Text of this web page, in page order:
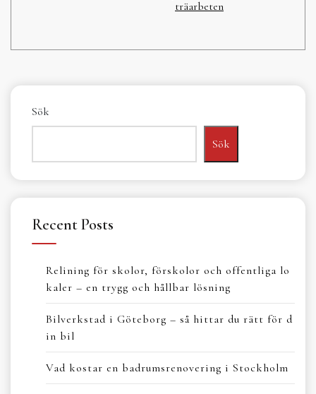
träarbeten
Sök
Sök
Recent Posts
Relining för skolor, förskolor och offentliga lo
kaler – en trygg och hållbar lösning
Bilverkstad i Göteborg – så hittar du rätt för d
in bil
Vad kostar en badrumsrenovering i Stockholm